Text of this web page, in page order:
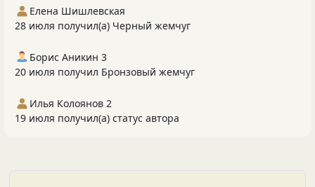
Елена Шишлевская
28 июля получил(а) Черный жемчуг
Борис Аникин 3
20 июля получил Бронзовый жемчуг
Илья Колоянов 2
19 июля получил(а) статус автора